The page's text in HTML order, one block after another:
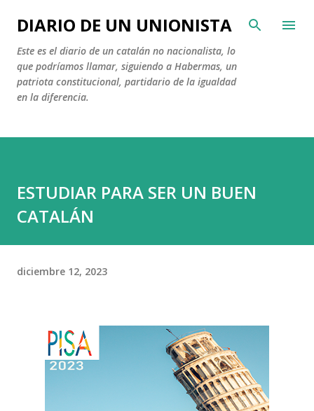
Ir al contenido principal
DIARIO DE UN UNIONISTA
Este es el diario de un catalán no nacionalista, lo
que podríamos llamar, siguiendo a Habermas, un
patriota constitucional, partidario de la igualdad
en la diferencia.
ESTUDIAR PARA SER UN BUEN
CATALÁN
diciembre 12, 2023